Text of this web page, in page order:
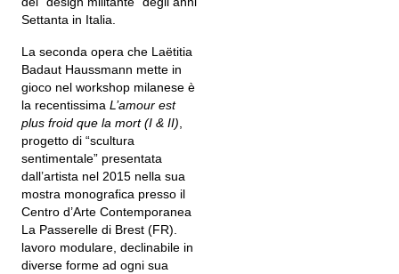
Settanta in Italia.
La seconda opera che Laëtitia
Badaut Haussmann mette in
gioco nel workshop milanese è
la recentissima L’amour est
plus froid que la mort (I & II)
progetto di “scultura
sentimentale” presentata
dall’artista nel 2015 nella sua
mostra monografica presso il
Centro d’Arte Contemporanea
La Passerelle di Brest (FR).
lavoro modulare, declinabile in
diverse forme ad ogni sua